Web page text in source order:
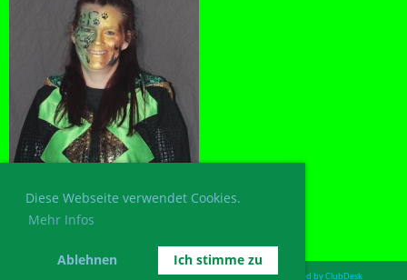
Diese Webseite verwendet Cookies.
Mehr Infos
Ablehnen Ich stimme zu
Andrina Enzler
Woodblock
Postadresse: Guggenmusig Wolfs-Hüüler, 9427 Wolfhalden. /. Powered by ClubDesk